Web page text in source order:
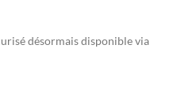
désormais disponible via